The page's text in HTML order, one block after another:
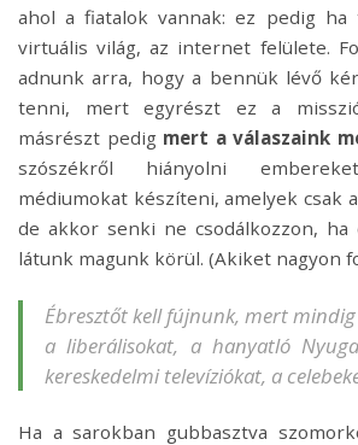
ahol a fiatalok vannak: ez pedig
virtuális világ, az internet felülete.
adnunk arra, hogy a bennük lévő
tenni, mert egyrészt ez a
másrészt pedig mert a válaszaink
szószékről hiányolni
médiumokat készíteni, amelyek csak
de akkor senki ne csodálkozzon, ha
látunk magunk körül. (Akiket nagyon
Ébresztőt kell fújnunk, mert
a liberálisokat, a hanyatló
kereskedelmi televíziókat, a
Ha a sarokban gubbasztva